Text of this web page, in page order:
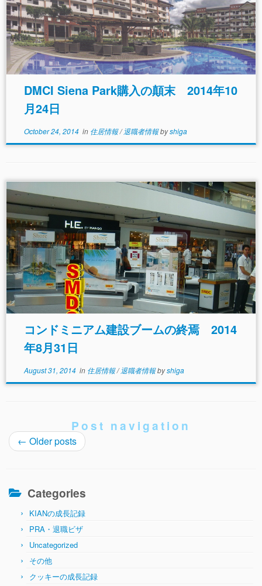
続されてしまうかも知れない。そうなると何の恩義も
ない相続人は、欲の皮を突っ張らせて、退職者の追い
出しにかかるだろう。 これが、正式に結婚している
配偶者であれば、その所有権、離婚後の財産の処理あ
るいは相続などが法律で定めれており、争いの余地は
少ない。しかし、それが、他人である場合、ややこし
いことになる。特に、彼女名義となった場合、相手も
公然と別離の代償を求めるであろう。名義借りといっ
ても法律上、相手の所有物になっているのだから、丸
ごと持っていかれるのは火を見るより明らかだ。たと
に落ち度があろうが、金を出したものの権利を守るに
は、文書化された契約書だけが争いの武器となる。そ
前にも紹介したが、その文書とは下記のようなもの
だ。名義を借りて家を建てる段は、関係は蜜月で、相
手も、家をとってやろうなどという目論みは無いか
ら、二つ返事でサインをするだろう。もし、このとき
サインを拒んだら、下心ありあり なのだから、別の
名義人を探せばよいだけのことだ。これだけの書類に
サインをしたら、名義人も我が物にしようなどという
気は起こさないし、所有意識も生まれてこない。踏み
絵のようなものだと思っても良い。なけなしの虎の子
をはたくのだから、この程度のことを面倒くさいなど
と、決してほったらかしにしてはいけない。 1． ロー
ン契約；家と土地の購入資金の提供には、賃借契約を
結んでおく。担保は購入する住宅をあてる 2． リース
契約；25年＋25年の長期リース契約を結び使用権を確
保する。一方、賃料とローン返済を相殺する 3． オプ
ション契約；住宅の売却、登記移転、売却金の受け取
りなどの権利を確保して、実質的に保有しているとい
う状況に近い権利を確保する 4． […]
DMCI Siena Park購入の顛末 2014年10
月24日
October 24, 2014in 住居情報/退職者情報byshiga
コンドミニアム建設ブームの終焉 2014
年8月31日
August 31, 2014in 住居情報/退職者情報byshiga
Post navigation
← Older posts
Categories
KIANの成長記録
PRA・退職ビザ
Uncategorized
その他
クッキーの成長記録